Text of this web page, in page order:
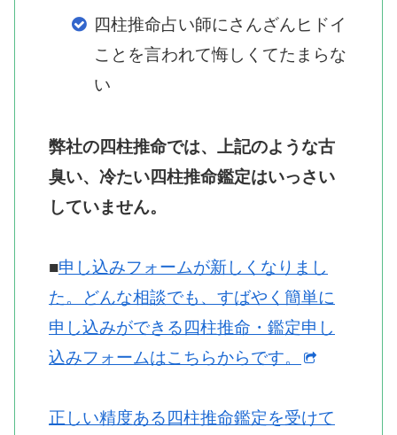
四柱推命占い師にさんざんヒドイ
ことを言われて悔しくてたまらな
い
弊社の四柱推命では、上記のような古
臭い、冷たい四柱推命鑑定はいっさい
していません。
■申し込みフォームが新しくなりまし
た。どんな相談でも、すばやく簡単に
申し込みができる四柱推命・鑑定申し
込みフォームはこちらからです。
正しい精度ある四柱推命鑑定を受けて